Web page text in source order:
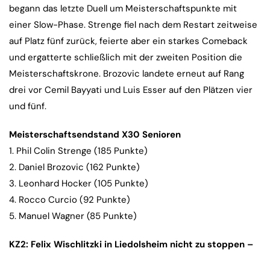
begann das letzte Duell um Meisterschaftspunkte mit
einer Slow-Phase. Strenge fiel nach dem Restart zeitweise
auf Platz fünf zurück, feierte aber ein starkes Comeback
und ergatterte schließlich mit der zweiten Position die
Meisterschaftskrone. Brozovic landete erneut auf Rang
drei vor Cemil Bayyati und Luis Esser auf den Plätzen vier
und fünf.
Meisterschaftsendstand X30 Senioren
1. Phil Colin Strenge (185 Punkte)
2. Daniel Brozovic (162 Punkte)
3. Leonhard Hocker (105 Punkte)
4. Rocco Curcio (92 Punkte)
5. Manuel Wagner (85 Punkte)
KZ2: Felix Wischlitzki in Liedolsheim nicht zu stoppen –